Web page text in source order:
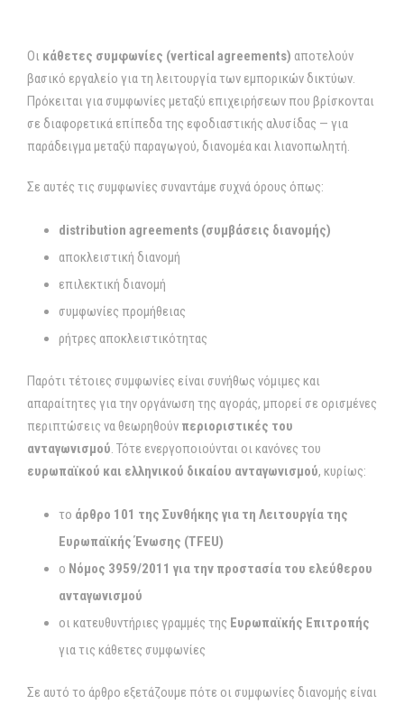
Οι κάθετες συμφωνίες (vertical agreements) αποτελούν
βασικό εργαλείο για τη λειτουργία των εμπορικών δικτύων.
Πρόκειται για συμφωνίες μεταξύ επιχειρήσεων που βρίσκονται
σε διαφορετικά επίπεδα της εφοδιαστικής αλυσίδας — για
παράδειγμα μεταξύ παραγωγού, διανομέα και λιανοπωλητή.
Σε αυτές τις συμφωνίες συναντάμε συχνά όρους όπως:
distribution agreements (συμβάσεις διανομής)
αποκλειστική διανομή
επιλεκτική διανομή
συμφωνίες προμήθειας
ρήτρες αποκλειστικότητας
Παρότι τέτοιες συμφωνίες είναι συνήθως νόμιμες και
απαραίτητες για την οργάνωση της αγοράς, μπορεί σε ορισμένες
περιπτώσεις να θεωρηθούν περιοριστικές του
ανταγωνισμού. Τότε ενεργοποιούνται οι κανόνες του
ευρωπαϊκού και ελληνικού δικαίου ανταγωνισμού, κυρίως:
το άρθρο 101 της Συνθήκης για τη Λειτουργία της
Ευρωπαϊκής Ένωσης (TFEU)
ο Νόμος 3959/2011 για την προστασία του ελεύθερου
ανταγωνισμού
οι κατευθυντήριες γραμμές της Ευρωπαϊκής Επιτροπής
για τις κάθετες συμφωνίες
Σε αυτό το άρθρο εξετάζουμε πότε οι συμφωνίες διανομής είναι